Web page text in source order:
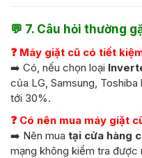
💬 7. Câu hỏi thường
❓ Máy giặt cũ có tiết
➡️ Có, nếu chọn loại
của LG, Samsung,
tới 30%.
❓ Có nên mua máy giặt
➡️ Nên mua tại cửa hàng
mạng không kiểm tra